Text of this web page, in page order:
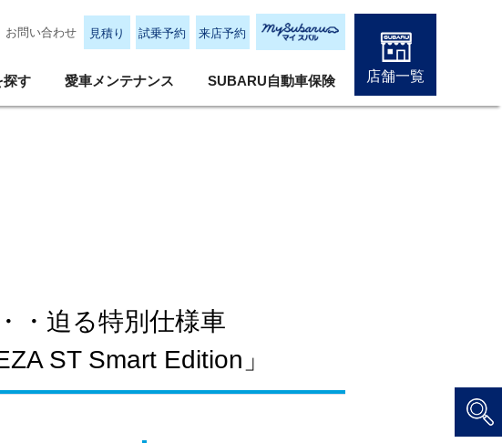
お問い合わせ 見積り 試乗予約 来店予約
探す 愛車メンテナンス SUBARU自動車保険 店舗一覧
・迫る特別仕様車
ST Smart Edition」